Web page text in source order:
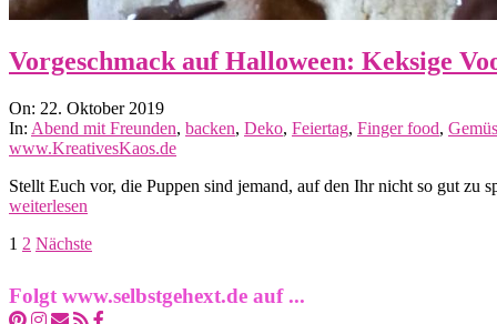
Vorgeschmack auf Halloween: Keksige
2019-
10-
22
On: 22. Oktober 2019
In: Abend mit Freunden, backen, Deko, Feiertag, Finger food,
www.KreativesKaos.de
Stellt Euch vor, die Puppen sind jemand, auf den Ihr nicht so gut
weiterlesen
Seitennummerierung
Beiträge
1 2 Nächste
Folgt www.selbstgehext.de auf ...